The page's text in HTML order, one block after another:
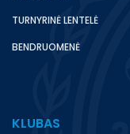
TURNYRINĖ LENTELĖ
BENDRUOMENĖ
KLUBAS